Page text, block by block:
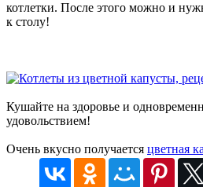
котлетки. После этого можно и
к столу!
Кушайте на здоровье и
удовольствием!
Очень вкусно получается цветная